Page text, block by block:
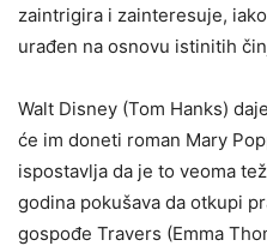
zaintrigira i zainteresuje,
urađen na osnovu istinitih
Walt Disney (Tom Hanks)
će im doneti roman Mary
ispostavlja da je to veoma
godina pokušava da otkupi
gospođe Travers (Emma